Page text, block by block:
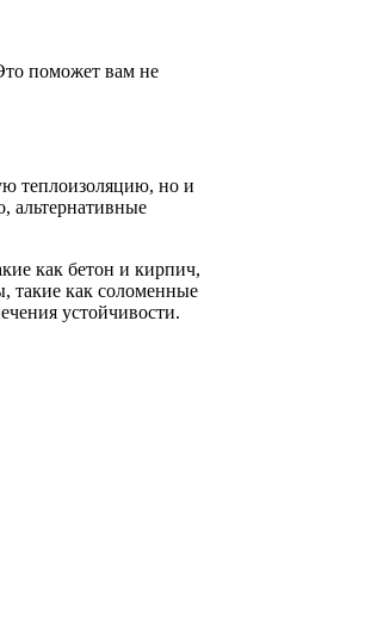
поможет вам не
теплоизоляцию, но и
альтернативные
как бетон и кирпич,
такие как соломенные
устойчивости.